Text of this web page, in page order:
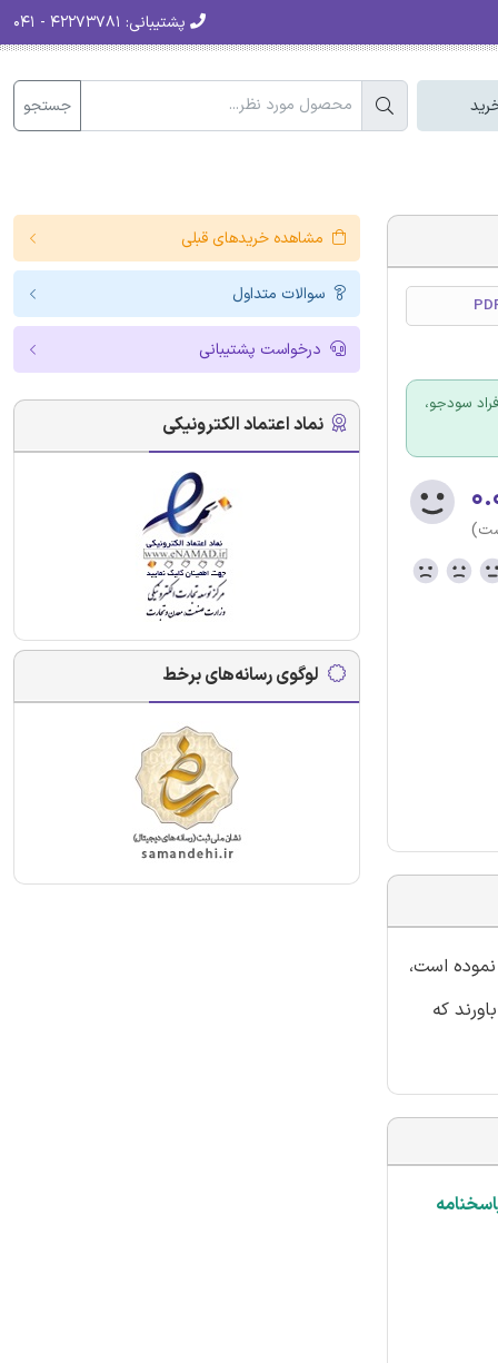
پشتیبانی:
جستجو
سودجو،
نموده است،
که
مشاهده خریدهای قبلی
سوالات متداول
درخواست پشتیبانی
نماد اعتماد الکترونیکی
لوگوی رسانه‌های برخط